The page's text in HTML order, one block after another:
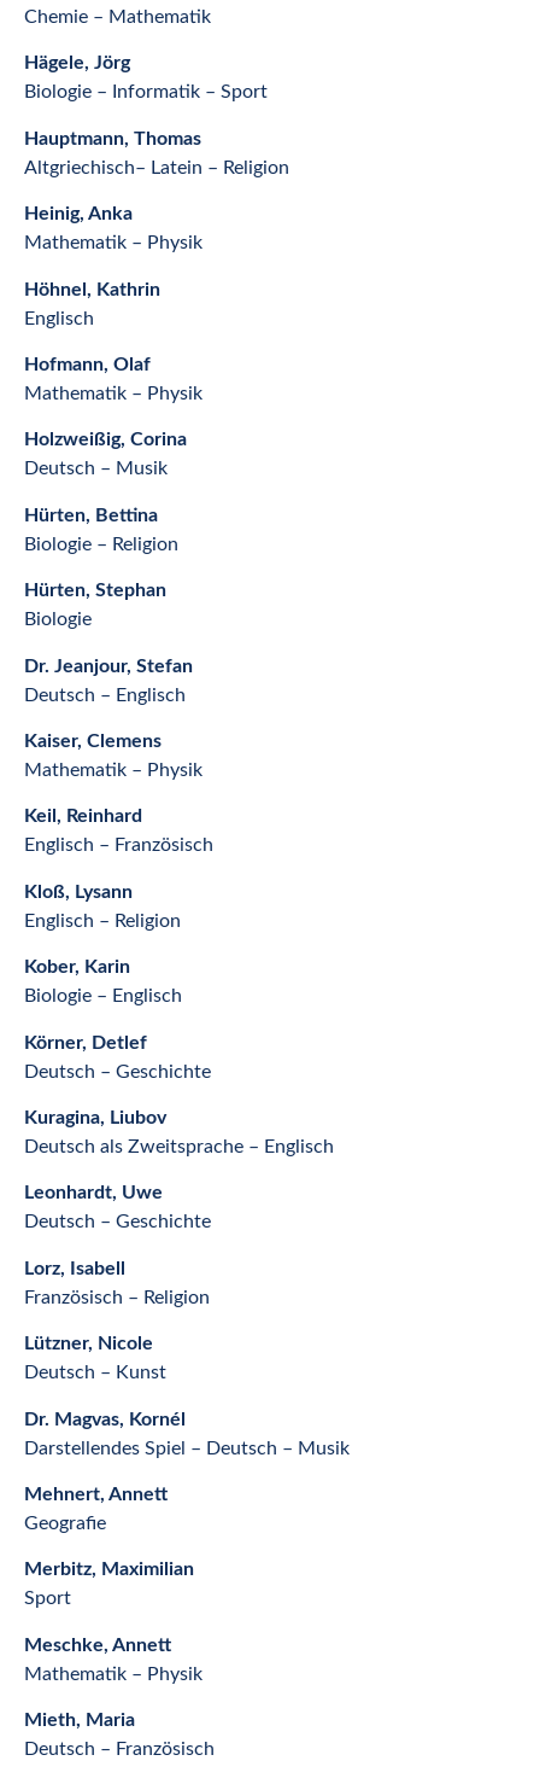
Chemie – Mathematik
Hägele, Jörg
Biologie – Informatik – Sport
Hauptmann, Thomas
Altgriechisch– Latein – Religion
Heinig, Anka
Mathematik – Physik
Höhnel, Kathrin
Englisch
Hofmann, Olaf
Mathematik – Physik
Holzweißig, Corina
Deutsch – Musik
Hürten, Bettina
Biologie – Religion
Hürten, Stephan
Biologie
Dr. Jeanjour, Stefan
Deutsch – Englisch
Kaiser, Clemens
Mathematik – Physik
Keil, Reinhard
Englisch – Französisch
Kloß, Lysann
Englisch – Religion
Kober, Karin
Biologie – Englisch
Körner, Detlef
Deutsch – Geschichte
Kuragina, Liubov
Deutsch als Zweitsprache – Englisch
Leonhardt, Uwe
Deutsch – Geschichte
Lorz, Isabell
Französisch – Religion
Lützner, Nicole
Deutsch – Kunst
Dr. Magvas, Kornél
Darstellendes Spiel – Deutsch – Musik
Mehnert, Annett
Geografie
Merbitz, Maximilian
Sport
Meschke, Annett
Mathematik – Physik
Mieth, Maria
Deutsch – Französisch